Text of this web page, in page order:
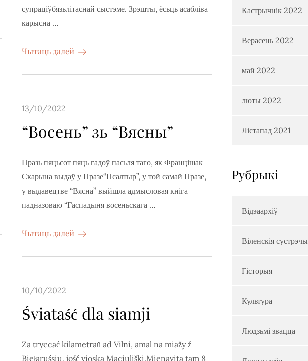
супраціўбязьлітаснай сыстэме. Зрэшты, ёсьць асабліва
карысна …
Чытаць далей
Posted
13/10/2022
“Восень” зь “Вясны”
Празь пяцьсот пяць гадоў пасьля таго, як Францішак
Скарына выдаў у Празе“Псалтыр”, у той самай Празе,
у выдавецтве “Вясна” выйшла адмысловая кніга
падназоваю “Гаспадыня восеньскага …
Чытаць далей
Posted
on
10/10/2022
Śviataść dla siamji
Za tryccać kilametraŭ ad Vilni, amal na miažy ź
Biełaruśsiu, jość vioska Maciuliški.Mienavita tam 8
Кастрычнік 2022
Верасень 2022
май 2022
люты 2022
Лістапад 2021
Рубрыкi
Відэаархіў
Віленскія сустрэчы
Гісторыя
Культура
Людзьмі звацца